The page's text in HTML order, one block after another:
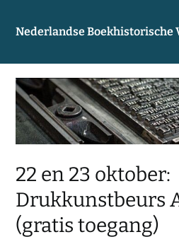
Nederlandse Boekhistorische
22 en 23 oktober:
Drukkunstbeurs
(gratis toegang)